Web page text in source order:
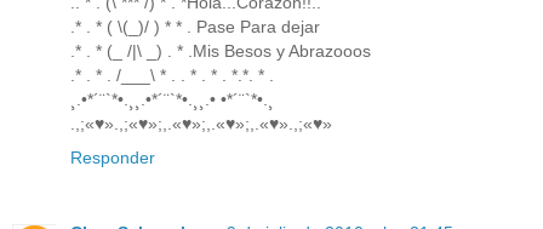
.* . * ( \(_)/ ) * * . Pase Para dejar
.* . * (_ /|\ _) . * .Mis Besos y Abrazooos
.* . * . /___\ * . . * . * . *.*. * .
¸.•*´¨`*•.¸¸.•*´¨`*•.¸¸.• •*´¨`*•.¸
.,;«♥».,;«♥»;,.«♥»;,.«♥»;,.«♥».,;«♥»
Responder